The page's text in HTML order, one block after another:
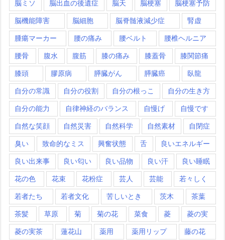
脳ミソ 脳出血の後遺症 脳天 脳梗塞 脳梗塞予防
脳機能障害 脳細胞 脳脊髄液減少症 腎虚
腫瘍マーカー 腰の痛み 腰ベルト 腰椎ヘルニア
腰骨 腹水 腹筋 膝の痛み 膝蓋骨 膝関節痛
膝頭 膠原病 膵臓がん 膵臓癌 臥龍
自分の常識 自分の役割 自分の根っこ 自分の生き方
自分の能力 自律神経のバランス 自慢げ 自慢です
自然な笑顔 自然災害 自然科学 自然素材 自閉症
臭い 致命的なミス 興奮状態 舌 良いエネルギー
良い出来事 良い匂い 良い品物 良い汗 良い睡眠
花の色 花束 花粉症 芸人 芸能 若々しく
若者たち 若者文化 苦しいとき 茨木 茶葉
茶髪 草原 菊 菊の花 菜食 菱 菱の実
菱の実茶 蓮花山 薬用 薬用リップ 藤の花